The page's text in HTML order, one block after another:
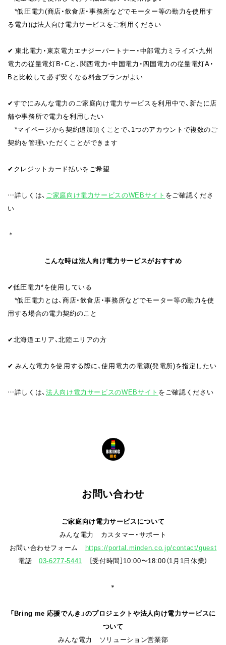
*低圧電力(商店・飲食店・事務所などでモーター等の動力を使用す
る電力)は法人向け電力サービスをご利用ください
✔︎ 東北電力・東京電力エナジーパートナー・中部電力ミライズ・九州
電力の従量電灯B・Cと、関西電力・中国電力・四国電力の従量電灯A・
Bと比較して必ず安くなる料金プランがよい
✔︎すでにみんな電力のご家庭向け電力サービスを利用中で、新たに店
舗や事務所で電力を利用したい
*マイページから契約追加頂くことで、1つのアカウントで複数のご
契約を管理いただくことができます
✔︎クレジットカード払いをご希望
…詳しくは、 ご家庭向け電力サービスのWEBサイト をご確認くださ
い
＊
こんな時は法人向け電力サービスがおすすめ
✔︎低圧電力*を使用している
*低圧電力とは、商店・飲食店・事務所などでモーター等の動力を使
用する場合の電力契約のこと
✔︎北海道エリア、北陸エリアの方
✔︎ みんな電力を使用する際に、使用電力の電源(発電所)を指定したい
…詳しくは、法人向け電力サービスのWEBサイト をご確認ください
お問い合わせ
ご家庭向け電力サービスについて
みんな電力 カスタマー・サポート
お問い合わせフォーム https://portal.minden.co.jp/contact/guest
電話03-6277-5441 ［受付時間］10:00〜18:00（1月1日休業）
＊
「Bring me 応援でんき」のプロジェクトや法人向け電力サービスに
ついて
みんな電力 ソリューション営業部